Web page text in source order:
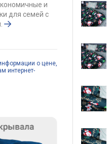
и
для семей с
о цене,
интернет-